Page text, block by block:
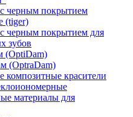
черным покрытием
(tiger)
черным покрытием для
зубов
(OptiDam)
(OptraDam)
композитные красители
материалы для